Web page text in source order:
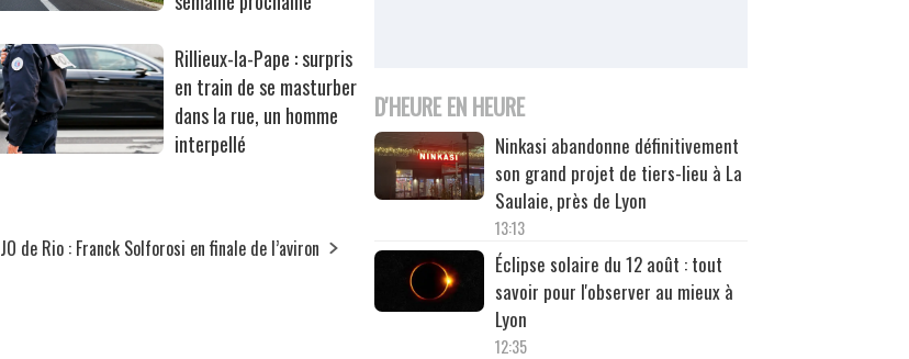
Rillieux-la-Pape : surpris
en train de se masturber
dans la rue, un homme
interpellé
JO de Rio : Franck Solforosi en finale de l’aviron
D'HEURE EN HEURE
Ninkasi abandonne définitivement
son grand projet de tiers-lieu à La
Saulaie, près de Lyon
13:13
Éclipse solaire du 12 août : tout
savoir pour l'observer au mieux à
Lyon
12:35